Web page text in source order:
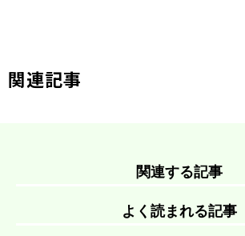
関連記事
関連する記事
よく読まれる記事